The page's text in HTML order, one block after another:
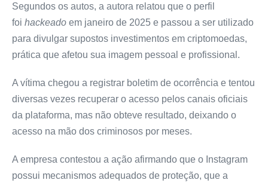
Segundos os autos, a autora relatou que o perfil
foi hackeado em janeiro de 2025 e passou a ser utilizado
para divulgar supostos investimentos em criptomoedas,
prática que afetou sua imagem pessoal e profissional.
A vítima chegou a registrar boletim de ocorrência e tentou
diversas vezes recuperar o acesso pelos canais oficiais
da plataforma, mas não obteve resultado, deixando o
acesso na mão dos criminosos por meses.
A empresa contestou a ação afirmando que o Instagram
possui mecanismos adequados de proteção, que a